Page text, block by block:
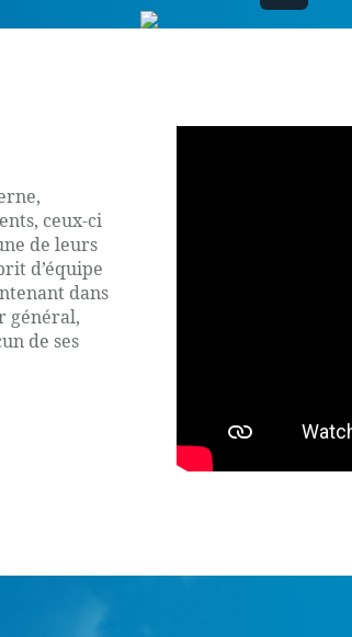
ceux-ci
de leurs
d’équipe
dans
général,
de ses